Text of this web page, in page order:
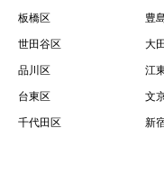
１２.「キャンセル」
開始日前までに、利用
味します。
１３.「中途解約」と
板橋区 豊
世田谷区 大
品川区 江
台東区 文
千代田区 新